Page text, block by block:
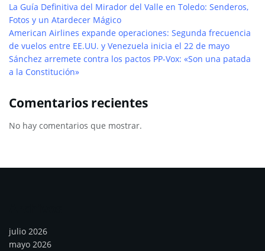
La Guía Definitiva del Mirador del Valle en Toledo: Senderos,
Fotos y un Atardecer Mágico
American Airlines expande operaciones: Segunda frecuencia
de vuelos entre EE.UU. y Venezuela inicia el 22 de mayo
Sánchez arremete contra los pactos PP-Vox: «Son una patada
a la Constitución»
Comentarios recientes
No hay comentarios que mostrar.
julio 2026
mayo 2026